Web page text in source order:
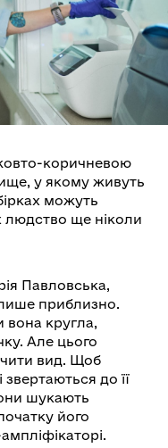
коричневою
у якому живуть
можуть
людство ще ніколи
Павловська,
приблизно.
вона кругла,
Але цього
вид. Щоб
звертаються до її
шукають
його